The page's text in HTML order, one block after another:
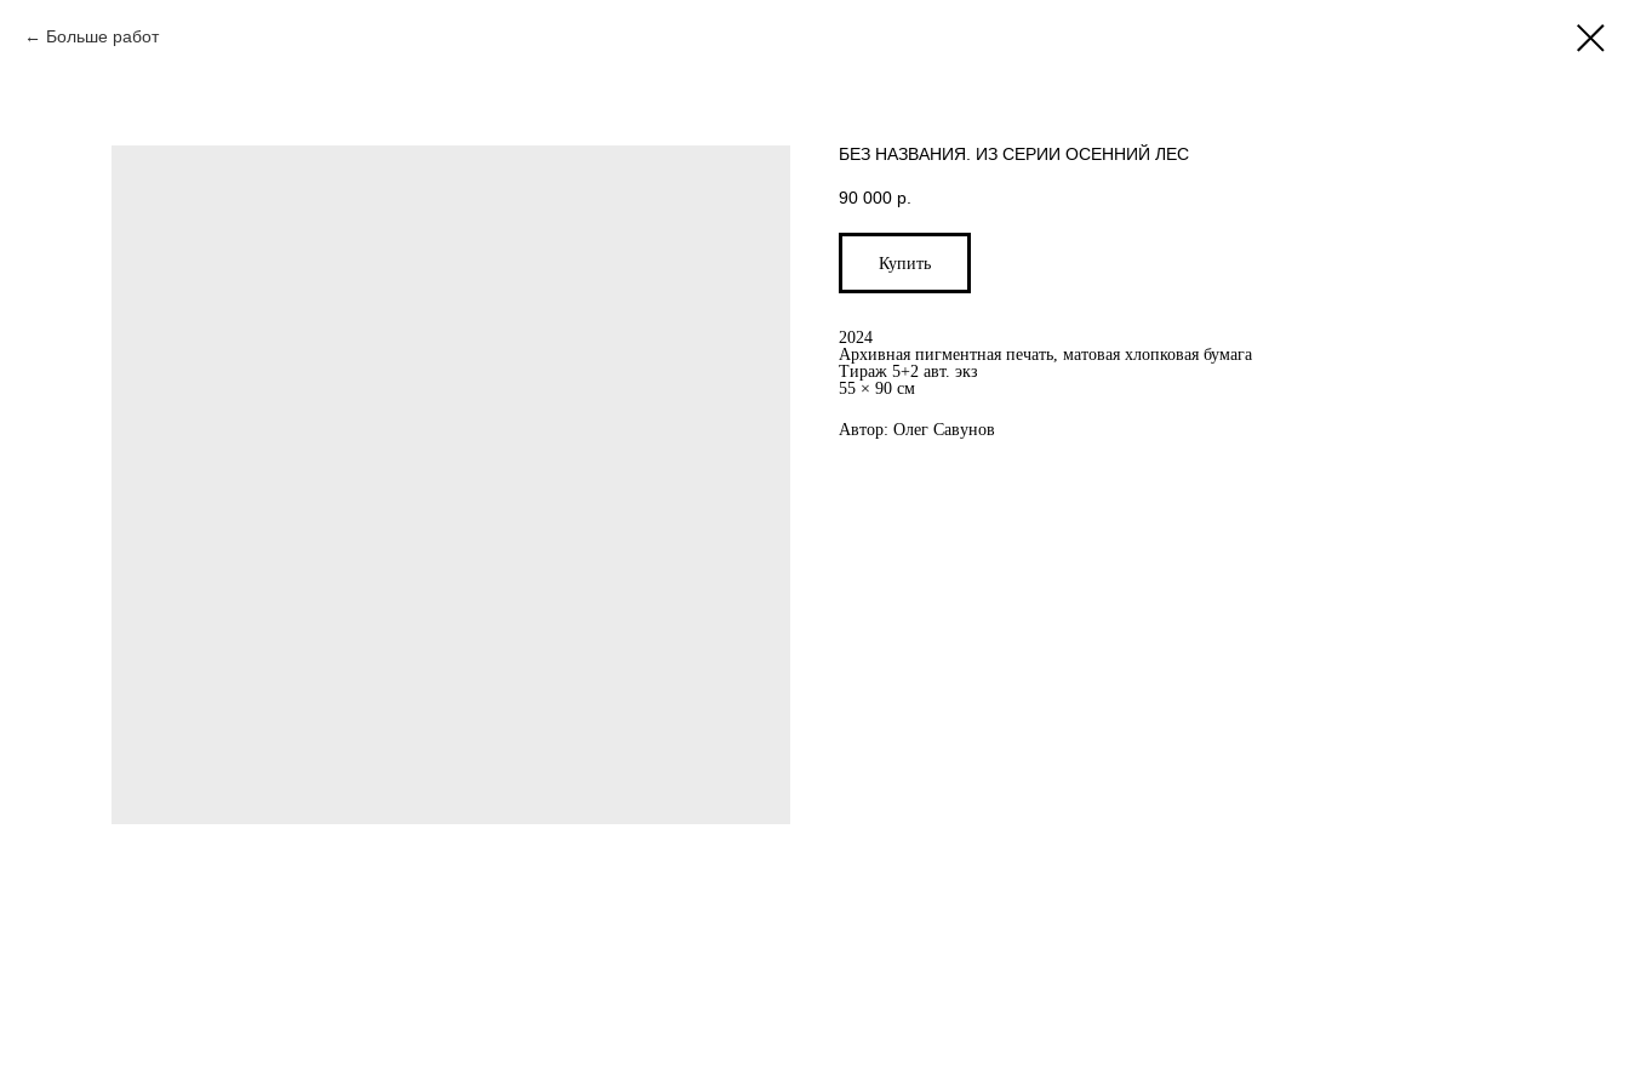
Больше работ
БЕЗ НАЗВАНИЯ. ИЗ СЕРИИ ОСЕННИЙ ЛЕС
90 000 р.
Купить
2024
Архивная пигментная печать, матовая хлопковая бумага
Тираж 5+2 авт. экз
55 × 90 см
Автор: Олег Савунов